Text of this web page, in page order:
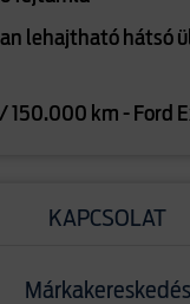
lehajtható hátsó
150.000 km - Ford
KAPCSOLAT
Márkakereskedés